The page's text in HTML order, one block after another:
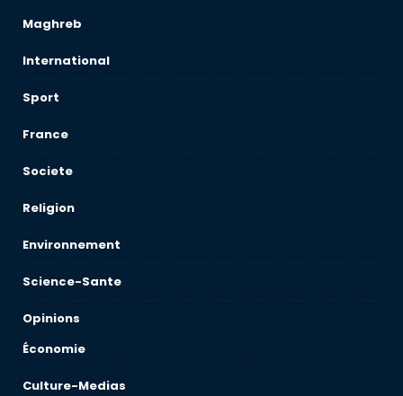
Maghreb
International
Sport
France
Societe
Religion
Environnement
Science-Sante
Opinions
Économie
Culture-Medias